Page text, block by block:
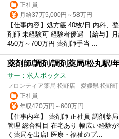
正社員
月給37万5,000円～58万円
【仕事内容】処方箋 40枚/日 内科、
剤師 未経験可 経験者優遇 【給与】
450万～700万円 薬剤師手当 ...
薬剤師/調剤/調剤薬局/松丸駅/
サー：求人ボックス
フロンティア薬局 松野店 - 愛媛県 松野
正社員
年収470万円～600万円
【仕事内容】 薬剤師 正社員 調剤薬
管理 総合科目 在宅あり 幅広い経験
く薬局を出店! 医療・福祉のプ...